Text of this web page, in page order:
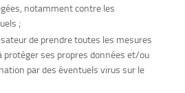
notamment contre les
;
de prendre toutes les mesures
protéger ses propres données et/ou
par des éventuels virus sur le